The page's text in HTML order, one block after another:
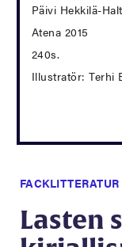
Päivi Hekkilä-
Atena 2015
240s.
Illustratör: Terhi
FACKLITTERATUR
Lasten